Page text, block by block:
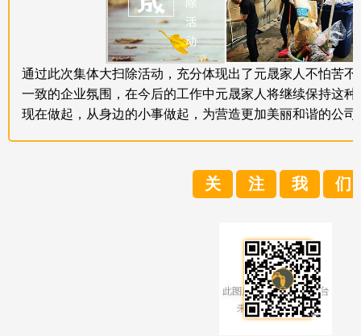
通过此次集体大扫除活动，充分体现出了元晟家人不怕苦
一致的企业氛围，在今后的工作中元晟家人将继续保持这
现在做起，从身边的小事做起，为营造更加美丽和谐的公司
关 注 我 们